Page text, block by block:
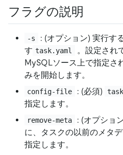
フラグの説明
-s
: (オプション) 実行す
す task.yaml
。設定され
MySQLソース上で指定さ
みを開始します。
config-file : (必須)
指定します。
remove-meta
: (オプショ
に、タスクの以前のメタ
指定します。